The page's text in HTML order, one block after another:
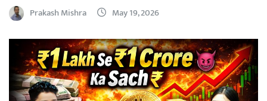
Prakash Mishra May 19, 2026